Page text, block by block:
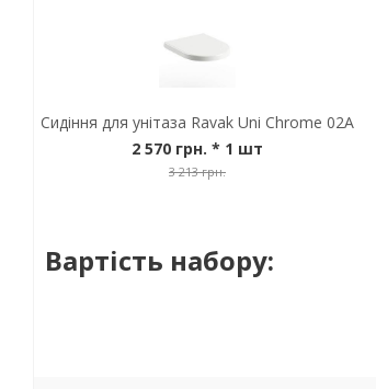
Сидіння для унітаза Ravak Uni Chrome 02A
2 570 грн. * 1 шт
3 213 грн.
Вартість набору: